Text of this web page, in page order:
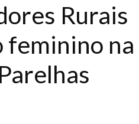
Rurais
feminino